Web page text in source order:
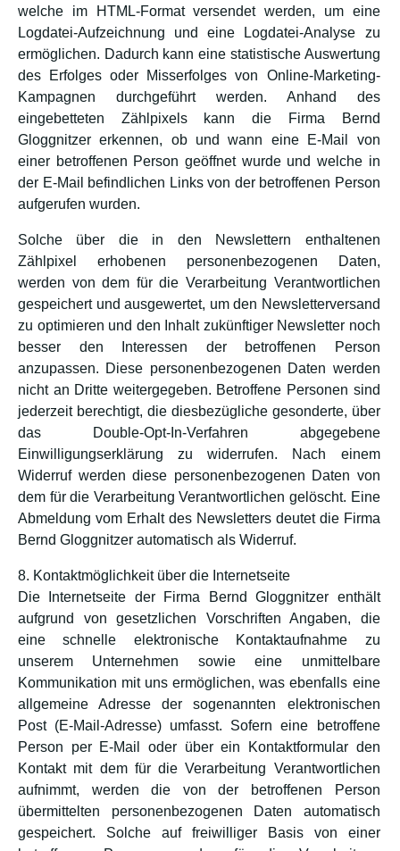
welche im HTML-Format versendet werden, um eine
Logdatei-Aufzeichnung und eine Logdatei-Analyse zu
ermöglichen. Dadurch kann eine statistische Auswertung
des Erfolges oder Misserfolges von Online-Marketing-
Kampagnen durchgeführt werden. Anhand des
eingebetteten Zählpixels kann die Firma Bernd
Gloggnitzer erkennen, ob und wann eine E-Mail von
einer betroffenen Person geöffnet wurde und welche in
der E-Mail befindlichen Links von der betroffenen Person
aufgerufen wurden.
Solche über die in den Newslettern enthaltenen
Zählpixel erhobenen personenbezogenen Daten,
werden von dem für die Verarbeitung Verantwortlichen
gespeichert und ausgewertet, um den Newsletterversand
zu optimieren und den Inhalt zukünftiger Newsletter noch
besser den Interessen der betroffenen Person
anzupassen. Diese personenbezogenen Daten werden
nicht an Dritte weitergegeben. Betroffene Personen sind
jederzeit berechtigt, die diesbezügliche gesonderte, über
das Double-Opt-In-Verfahren abgegebene
Einwilligungserklärung zu widerrufen. Nach einem
Widerruf werden diese personenbezogenen Daten von
dem für die Verarbeitung Verantwortlichen gelöscht. Eine
Abmeldung vom Erhalt des Newsletters deutet die Firma
Bernd Gloggnitzer automatisch als Widerruf.
8. Kontaktmöglichkeit über die Internetseite
Die Internetseite der Firma Bernd Gloggnitzer enthält
aufgrund von gesetzlichen Vorschriften Angaben, die
eine schnelle elektronische Kontaktaufnahme zu
unserem Unternehmen sowie eine unmittelbare
Kommunikation mit uns ermöglichen, was ebenfalls eine
allgemeine Adresse der sogenannten elektronischen
Post (E-Mail-Adresse) umfasst. Sofern eine betroffene
Person per E-Mail oder über ein Kontaktformular den
Kontakt mit dem für die Verarbeitung Verantwortlichen
aufnimmt, werden die von der betroffenen Person
übermittelten personenbezogenen Daten automatisch
gespeichert. Solche auf freiwilliger Basis von einer